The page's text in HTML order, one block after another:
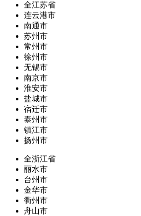
全江苏省
连云港市
南通市
苏州市
常州市
徐州市
无锡市
南京市
淮安市
盐城市
宿迁市
泰州市
镇江市
扬州市
全浙江省
丽水市
台州市
金华市
衢州市
舟山市